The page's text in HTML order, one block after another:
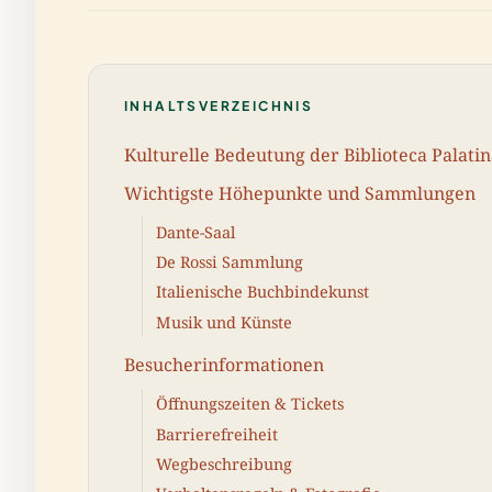
INHALTSVERZEICHNIS
Kulturelle Bedeutung der Biblioteca
Wichtigste Höhepunkte und Sammlungen
Dante-Saal
De Rossi Sammlung
Italienische Buchbindekunst
Musik und Künste
Besucherinformationen
Öffnungszeiten & Tickets
Barrierefreiheit
Wegbeschreibung